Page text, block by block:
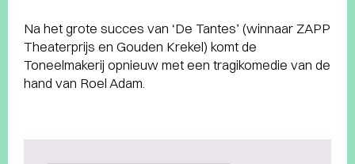
Na het grote succes van ‘De Tantes’ (winnaar ZAPP
Theaterprijs en Gouden Krekel) komt de
Toneelmakerij opnieuw met een tragikomedie van de
hand van Roel Adam.